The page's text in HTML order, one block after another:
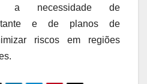
a necessidade de
e de planos de
riscos em regiões